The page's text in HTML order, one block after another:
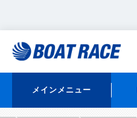
メインメニュー